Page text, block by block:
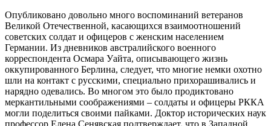
Опубликовано довольно много воспоминаний ветеранов
Великой Отечественной, касающихся взаимоотношений
советских солдат и офицеров с женским населением
Германии. Из дневников австралийского военного
корреспондента Осмара Уайта, описывающего жизнь
оккупированного Берлина, следует, что многие немки охотно
шли на контакт с русскими, специально прихорашивались и
нарядно одевались. Во многом это было продиктовано
меркантильными соображениями – солдаты и офицеры РККА
могли поделиться своими пайками. Доктор исторических наук
профессор Елена Сенявская подтверждает, что в Западной